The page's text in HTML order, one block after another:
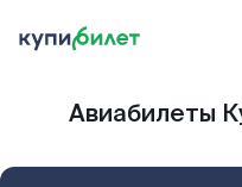
Авиабилеты